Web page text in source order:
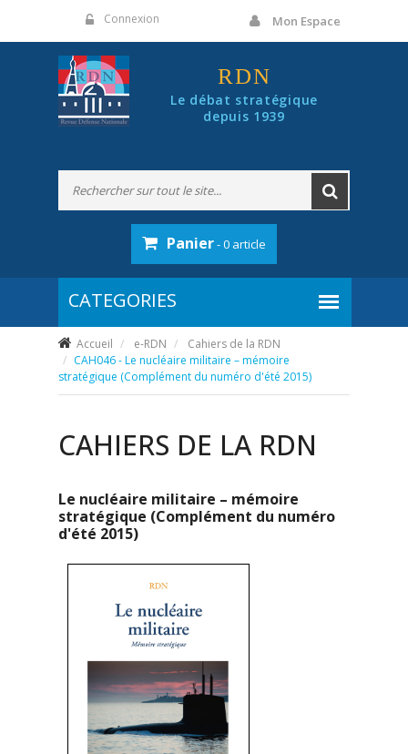
Connexion Mon Espace
RDN
Le débat stratégique
depuis 1939
Panier- 0 article
Accueil e-RDN
Cahiers de la RDN
CAH046 - Le nucléaire militaire – mémoire
stratégique (Complément du numéro d'été 2015)
CAHIERS DE LA RDN
Le nucléaire militaire – mémoire
stratégique (Complément du numéro
d'été 2015)